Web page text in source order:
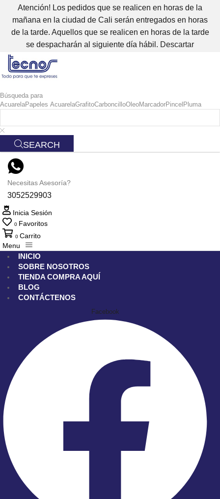
Atención! Los pedidos que se realicen en horas de la
mañana en la ciudad de Cali serán entregados en horas
de la tarde. Aquellos que se realicen en horas de la tarde
se despacharán al siguiente día hábil. Descartar
Búsqueda para
AcuarelaPapeles AcuarelaGrafitoCarboncilloOleoMarcadorPincel Pluma
SEARCH
Necesitas Asesoría?
3052529903
Inicia Sesión
0 Favoritos
0 Carrito
Menu
INICIO
SOBRE NOSOTROS
TIENDA COMPRA AQUÍ
BLOG
CONTÁCTENOS
Facebook